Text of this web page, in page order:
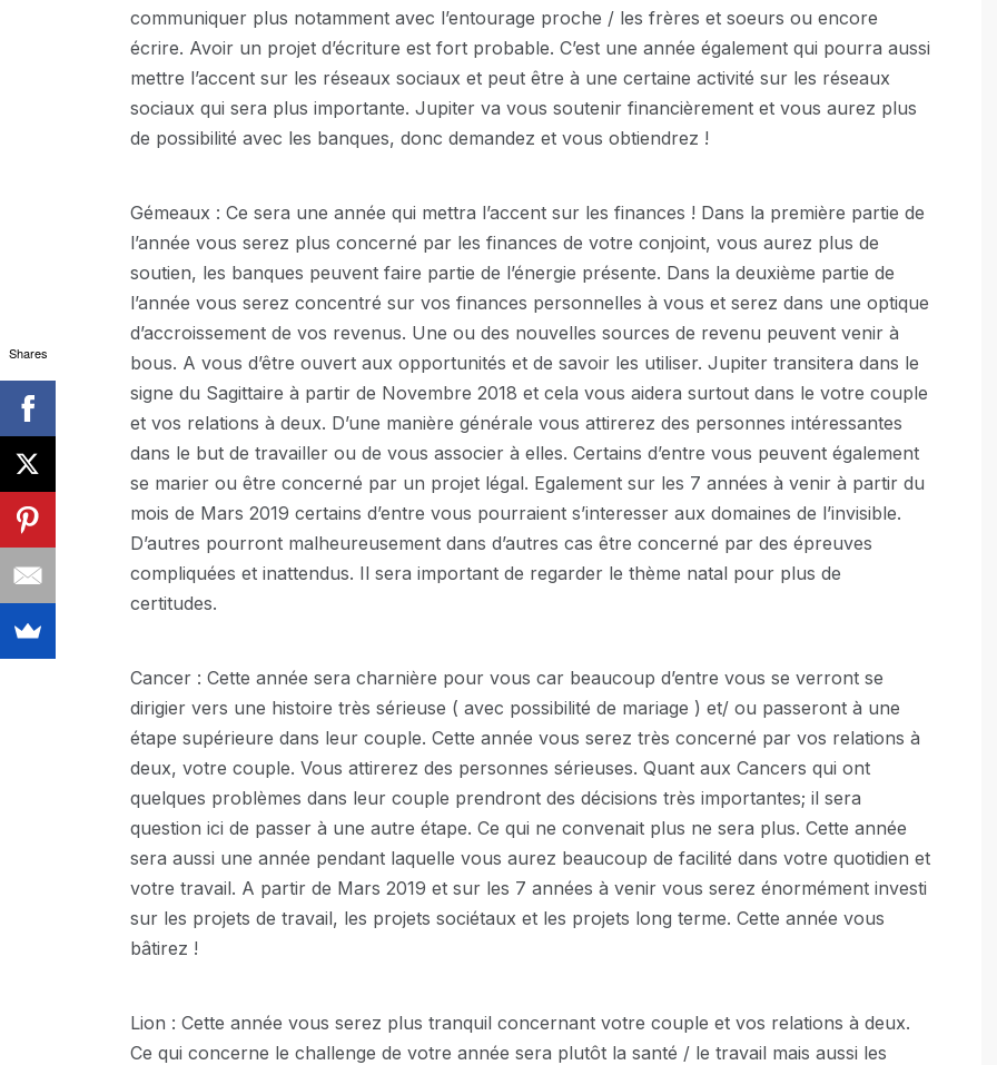
communiquer plus notamment avec l’entourage proche / les frères et soeurs ou encore
écrire. Avoir un projet d’écriture est fort probable. C’est une année également qui pourra aussi
mettre l’accent sur les réseaux sociaux et peut être à une certaine activité sur les réseaux
sociaux qui sera plus importante. Jupiter va vous soutenir financièrement et vous aurez plus
de possibilité avec les banques, donc demandez et vous obtiendrez !
Gémeaux : Ce sera une année qui mettra l’accent sur les finances ! Dans la première partie de
l’année vous serez plus concerné par les finances de votre conjoint, vous aurez plus de
soutien, les banques peuvent faire partie de l’énergie présente. Dans la deuxième partie de
l’année vous serez concentré sur vos finances personnelles à vous et serez dans une optique
d’accroissement de vos revenus. Une ou des nouvelles sources de revenu peuvent venir à
bous. A vous d’être ouvert aux opportunités et de savoir les utiliser. Jupiter transitera dans le
signe du Sagittaire à partir de Novembre 2018 et cela vous aidera surtout dans le votre couple
et vos relations à deux. D’une manière générale vous attirerez des personnes intéressantes
dans le but de travailler ou de vous associer à elles. Certains d’entre vous peuvent également
se marier ou être concerné par un projet légal. Egalement sur les 7 années à venir à partir du
mois de Mars 2019 certains d’entre vous pourraient s’interesser aux domaines de l’invisible.
D’autres pourront malheureusement dans d’autres cas être concerné par des épreuves
compliquées et inattendus. Il sera important de regarder le thème natal pour plus de
certitudes.
Cancer : Cette année sera charnière pour vous car beaucoup d’entre vous se verront se
dirigier vers une histoire très sérieuse ( avec possibilité de mariage ) et/ ou passeront à une
étape supérieure dans leur couple. Cette année vous serez très concerné par vos relations à
deux, votre couple. Vous attirerez des personnes sérieuses. Quant aux Cancers qui ont
quelques problèmes dans leur couple prendront des décisions très importantes; il sera
question ici de passer à une autre étape. Ce qui ne convenait plus ne sera plus. Cette année
sera aussi une année pendant laquelle vous aurez beaucoup de facilité dans votre quotidien et
votre travail. A partir de Mars 2019 et sur les 7 années à venir vous serez énormément investi
sur les projets de travail, les projets sociétaux et les projets long terme. Cette année vous
bâtirez !
Lion : Cette année vous serez plus tranquil concernant votre couple et vos relations à deux.
Ce qui concerne le challenge de votre année sera plutôt la santé / le travail mais aussi les
Shares